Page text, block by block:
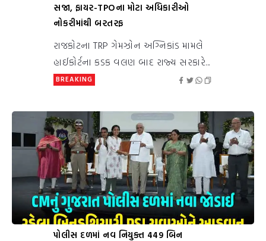
સજા, ફાયર-TPOના મોટા અધિકારીઓ
નોકરીમાંથી બરતરફ
રાજકોટના TRP ગેમઝોન અગ્નિકાંડ મામલે
હાઈકોર્ટના કડક વલણ બાદ રાજ્ય સરકારે...
BREAKING
પોલીસ દળમાં નવ નિયુક્ત 449 બિન